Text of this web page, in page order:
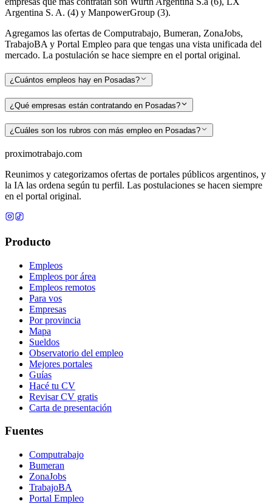
Argentina S. A. (4) y ManpowerGroup (3).
Agregamos las ofertas de Computrabajo, Bumeran, ZonaJobs,
TrabajoBA y Portal Empleo para que tengas una vista unificada del
mercado. La postulación se hace siempre en el portal original.
¿Cuántos empleos hay en Posadas?
¿Qué empresas están contratando en Posadas?
¿Cuáles son los rubros con más empleo en Posadas?
proximotrabajo.com
Reunimos y categorizamos ofertas de portales públicos argentinos, y
la IA las ordena según tu perfil. Las postulaciones se hacen siempre
en el portal original.
Producto
Empleos
Empleos por área
Empleos remotos
Para vos
Empresas
Por provincia
Mapa
Sueldos
Observatorio del empleo
Mejores portales
Guías
Hacé tu CV
Revisar CV gratis
Carta de presentación
Fuentes
Computrabajo
Bumeran
ZonaJobs
TrabajoBA
Portal Empleo